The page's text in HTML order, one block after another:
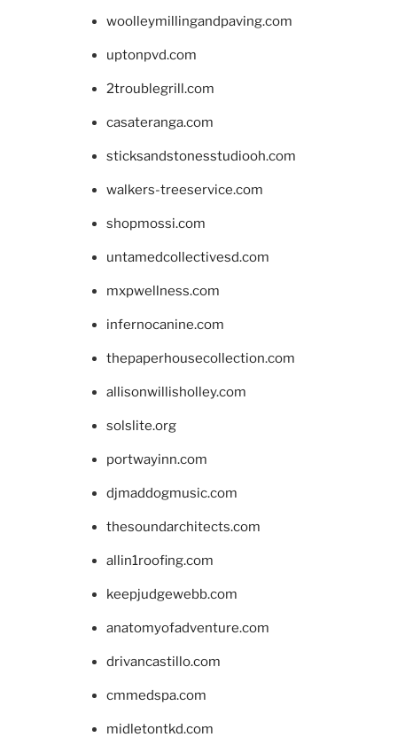
woolleymillingandpaving.com
uptonpvd.com
2troublegrill.com
casateranga.com
sticksandstonesstudiooh.com
walkers-treeservice.com
shopmossi.com
untamedcollectivesd.com
mxpwellness.com
infernocanine.com
thepaperhousecollection.com
allisonwillisholley.com
solslite.org
portwayinn.com
djmaddogmusic.com
thesoundarchitects.com
allin1roofing.com
keepjudgewebb.com
anatomyofadventure.com
drivancastillo.com
cmmedspa.com
midletontkd.com